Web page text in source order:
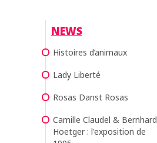
NEWS
Histoires d’animaux
Lady Liberté
Rosas Danst Rosas
Camille Claudel & Bernhard
Hoetger : l'exposition de